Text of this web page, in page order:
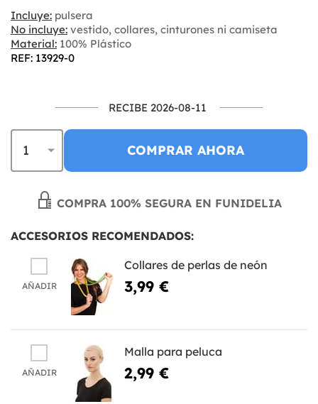
Incluye: pulsera
No incluye: vestido, collares, cinturones ni camiseta
Material: 100% Plástico
REF: 13929-0
RECIBE 2026-08-11
COMPRAR AHORA
COMPRA 100% SEGURA EN FUNIDELIA
ACCESORIOS RECOMENDADOS:
AÑADIR
Collares de perlas de neón
3,99 €
AÑADIR
Malla para peluca
2,99 €